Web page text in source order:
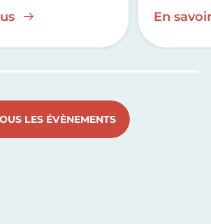
En
LES ÉVÈNEMENTS